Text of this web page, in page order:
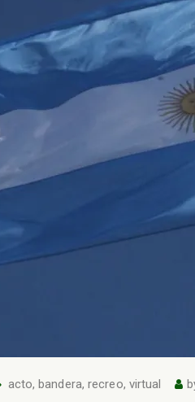
acto,bandera,recreo, virtual